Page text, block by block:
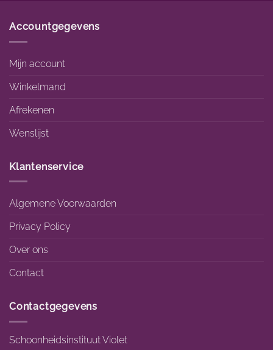
Accountgegevens
Mijn account
Winkelmand
Afrekenen
Wenslijst
Klantenservice
Algemene Voorwaarden
Privacy Policy
Over ons
Contact
Contactgegevens
Schoonheidsinstituut Violet